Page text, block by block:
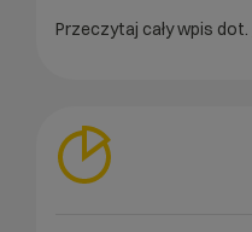
Przeczytaj cały wpis dot.